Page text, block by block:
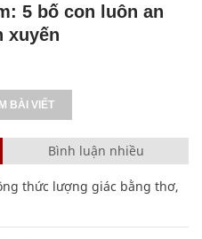
5 bố con luôn an
xuyến
BÀI VIẾT
Bình luận nhiều
thức lượng giác bằng thơ,